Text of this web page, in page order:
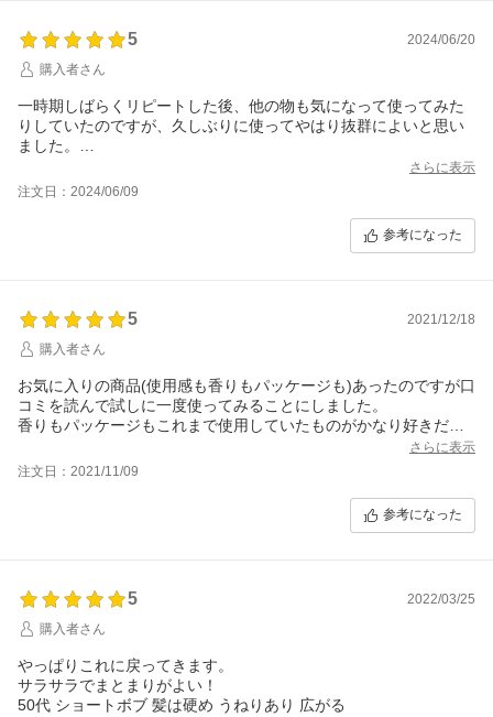
5
2024/06/20
購入者さん
一時期しばらくリピートした後、他の物も気になって使ってみた
りしていたのですが、久しぶりに使ってやはり抜群によいと思い
ました。
量が多く、乾燥しやすい、広がりやすい、硬い質感癖毛です。ボ
リュームや癖はなんとか生かすとしても、艶が出ないことと、ア
こちらを使うとツヤが出て、アホ毛も落ち着きます。まとまるけ
取り入れてバランスを取るようにしています。
かわいらしいデザインが正直あまり好みではないのですが、もの
さらに表示
注文日：2024/06/09
参考になった
5
2021/12/18
購入者さん
お気に入りの商品(使用感も香りもパッケージも)あったのですが口
コミを読んで試しに一度使ってみることにしました。
香りもパッケージもこれまで使用していたものがかなり好きだっ
たので一回きりのつもりだったのですが、効果があまりにもはっ
きりと出過ぎて・・・
うねり、広がり、パサつきから解放され、とかしてオイルをつけ
い・・・)
さらに表示
注文日：2021/11/09
参考になった
5
2022/03/25
購入者さん
やっぱりこれに戻ってきます。
サラサラでまとまりがよい！
50代 ショートボブ 髪は硬め うねりあり 広がる